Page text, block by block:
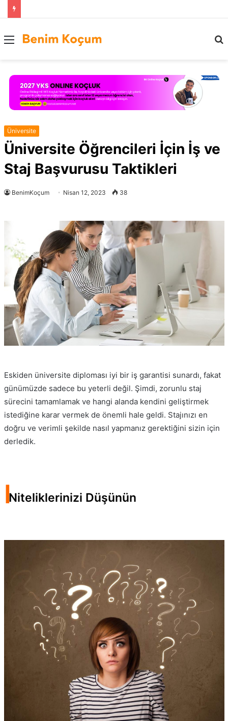
Menü
Üniversite
Üniversite Öğrencileri İçin İş ve
Staj Başvurusu Taktikleri
BenimKoçum Nisan 12, 2023 38
Eskiden üniversite diploması iyi bir iş garantisi sunardı, fakat
günümüzde sadece bu yeterli değil. Şimdi, zorunlu staj
sürecini tamamlamak ve hangi alanda kendini geliştirmek
istediğine karar vermek de önemli hale geldi. Stajınızı en
doğru ve verimli şekilde nasıl yapmanız gerektiğini sizin için
derledik.
INiteliklerinizi Düşünün